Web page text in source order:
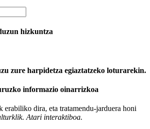
hizkuntza
zure harpidetza egiaztatzeko loturarekin.
informazio oinarrizkoa
erabiliko dira, eta tratamendu-jarduera honi
Atari interaktiboa.